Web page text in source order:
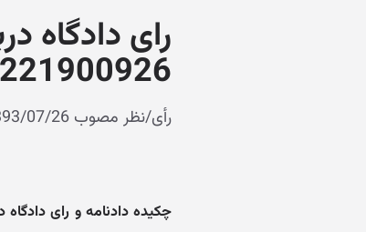
رای دادگاه
رأی/نظر مصوب 1393/07/26
چکیده دادنامه و رای دادگاه